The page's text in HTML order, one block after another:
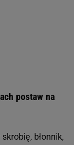
postaw na
błonnik,